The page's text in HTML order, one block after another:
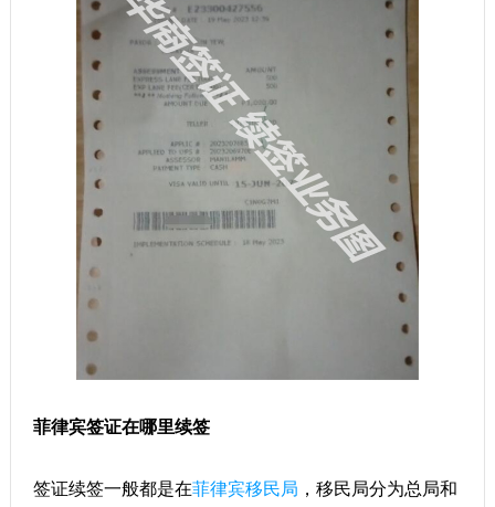
菲律宾签证在哪里续签
签证续签一般都是在菲律宾移民局 ，移民局分为总局和